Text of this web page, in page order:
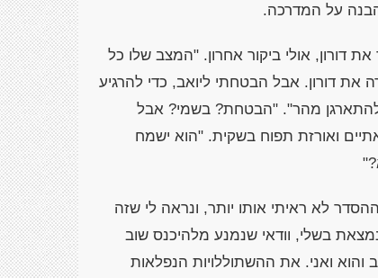
הבנה על המדרכה.
אולי ביקור אחרון. "המצב שלו כל
דורון. אבל הבטחתי ליואב, כדי להרגיע
להתארגן מהר". "הבטחת? בשמי? אבל
ואורזת תפוח בשקית. "הוא ישמח
לא ראיתי אותו יותר, ונראה לי שזה
בשלי, וודאי שנמנע מלהיכנס שוב
והוא ואני. את ההשתוללויות הנפלאות